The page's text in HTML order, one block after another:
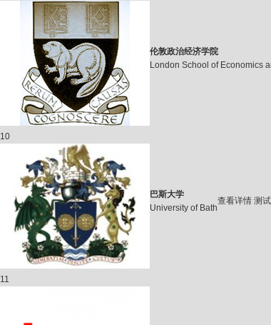
伦敦政治经济学院
London School of Economics
10
巴斯大学
University of Bath
查看详情 测
11